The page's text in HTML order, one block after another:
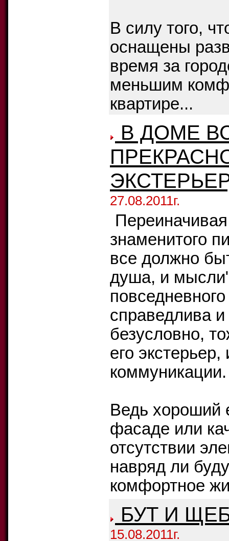
В силу того,
оснащены
время за
меньшим
квартире...
В ДОМЕ
27.08.2011г.
знаменитого
все должно
душа, и
справедлива
безусловно,
его
коммуникации.
Ведь хороший
фасаде или
отсутствии
навряд ли
комфортное
БУТ И
15.08.2011г.